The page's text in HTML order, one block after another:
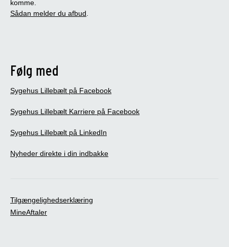
komme.
Sådan melder du afbud.
Følg med
Sygehus Lillebælt på Facebook
Sygehus Lillebælt Karriere på Facebook
Sygehus Lillebælt på LinkedIn
Nyheder direkte i din indbakke
Tilgængelighedserklæring
MineAftaler